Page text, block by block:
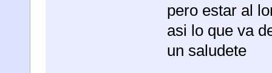
pero estar al
asi lo que va
un saludete